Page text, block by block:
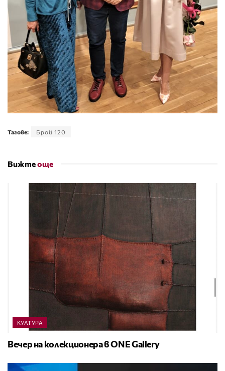
Тагове: Брой 120
Вижтеоще
КУЛТУРА
Вечер на колекционера в ONE Gallery